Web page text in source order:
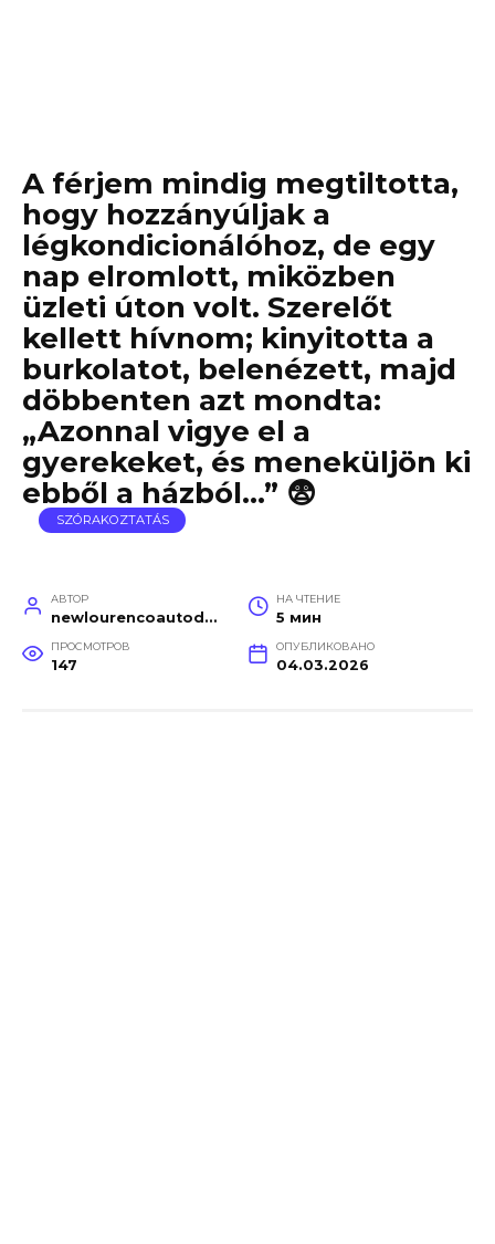
A férjem mindig megtiltotta,
hogy hozzányúljak a
légkondicionálóhoz, de egy
nap elromlott, miközben
üzleti úton volt. Szerelőt
kellett hívnom; kinyitotta a
burkolatot, belenézett, majd
döbbenten azt mondta:
„Azonnal vigye el a
gyerekeket, és meneküljön ki
ebből a házból…” 😨
SZÓRAKOZTATÁS
АВТОР
newlourencoautodetail
НА ЧТЕНИЕ
5 мин
ПРОСМОТРОВ
147
ОПУБЛИКОВАНО
04.03.2026